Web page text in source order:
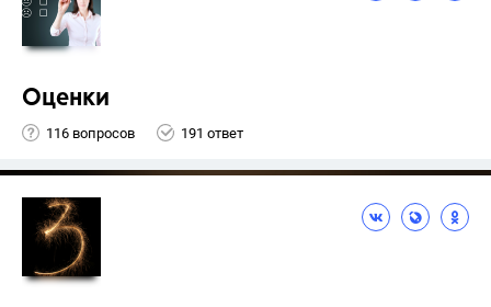
Оценки
116 вопросов 191 ответ